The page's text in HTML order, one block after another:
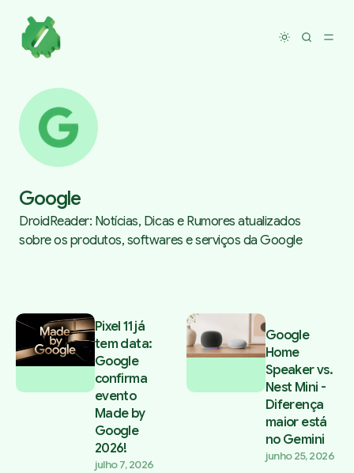
Toggle
Google
DroidReader: Notícias, Dicas e Rumores atualizados
sobre os produtos, softwares e serviços da Google
Posts tagged with Google
Pixel 11 já
tem data:
Google
confirma
evento
Made by
Google
2026!
julho 7, 2026
Google
Home
Speaker vs.
Nest Mini -
Diferença
maior está
no Gemini
junho 25, 2026